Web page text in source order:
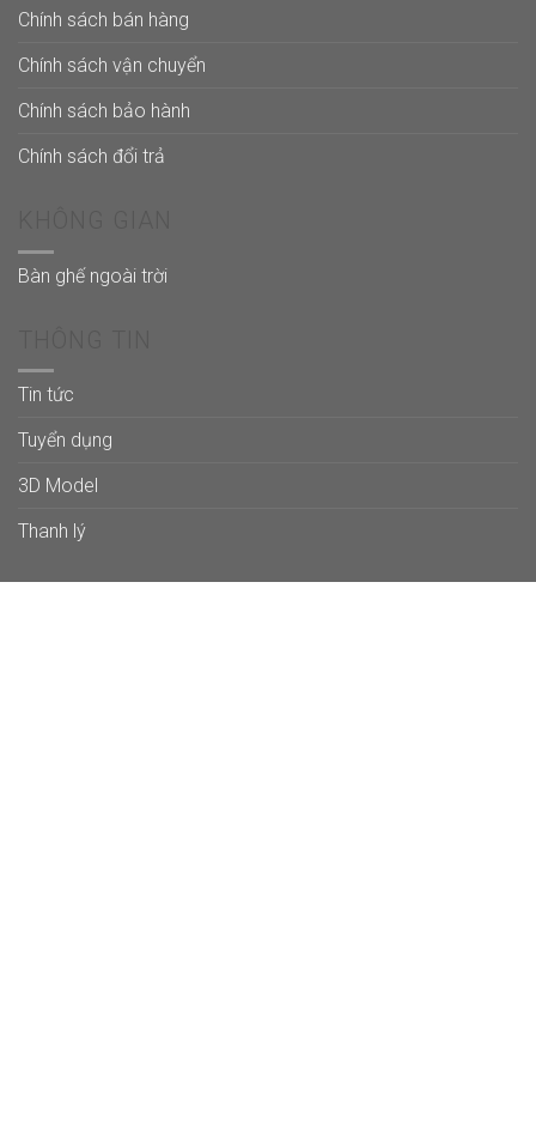
Chính sách bán hàng
Chính sách vận chuyển
Chính sách bảo hành
Chính sách đổi trả
Bàn ghế ngoài trời
Tin tức
Tuyển dụng
3D Model
Thanh lý